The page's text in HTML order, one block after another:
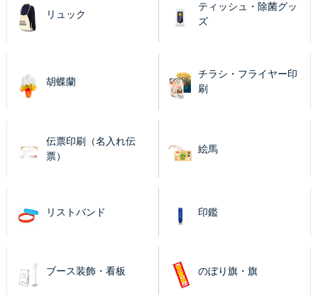
リュック
ティッシュ・除菌グッ
ズ
胡蝶蘭
チラシ・フライヤー印
刷
伝票印刷（名入れ伝
票）
絵馬
リストバンド 印鑑
ブース装飾・看板 のぼり旗・旗